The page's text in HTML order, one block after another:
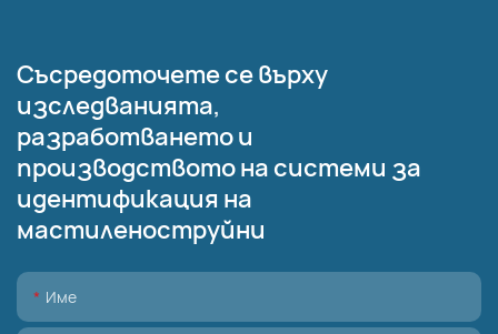
Съсредоточете се върху
изследванията,
разработването и
производството на системи за
идентификация на
мастиленоструйни
Име